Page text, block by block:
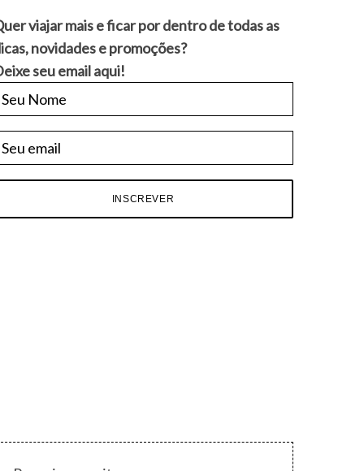
viajar mais e ficar por dentro de todas as
novidades e promoções?
seu email aqui!